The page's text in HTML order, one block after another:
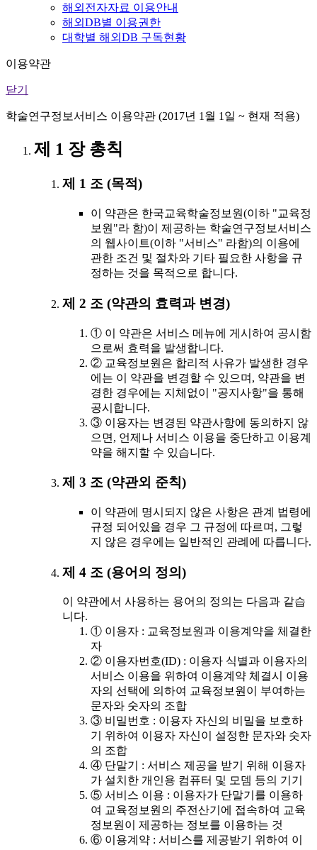
해외전자자료 이용안내
해외DB별 이용권한
대학별 해외DB 구독현황
이용약관
닫기
학술연구정보서비스 이용약관 (2017년 1월 1일 ~ 현재 적용)
제 1 장 총칙
제 1 조 (목적)
이 약관은 한국교육학술정보원(이하 "교육정
보원"라 함)이 제공하는 학술연구정보서비스
의 웹사이트(이하 "서비스" 라함)의 이용에
관한 조건 및 절차와 기타 필요한 사항을 규
정하는 것을 목적으로 합니다.
제 2 조 (약관의 효력과 변경)
① 이 약관은 서비스 메뉴에 게시하여 공시함
으로써 효력을 발생합니다.
② 교육정보원은 합리적 사유가 발생한 경우
에는 이 약관을 변경할 수 있으며, 약관을 변
경한 경우에는 지체없이 "공지사항"을 통해
공시합니다.
③ 이용자는 변경된 약관사항에 동의하지 않
으면, 언제나 서비스 이용을 중단하고 이용계
약을 해지할 수 있습니다.
제 3 조 (약관외 준칙)
이 약관에 명시되지 않은 사항은 관계 법령에
규정 되어있을 경우 그 규정에 따르며, 그렇
지 않은 경우에는 일반적인 관례에 따릅니다.
제 4 조 (용어의 정의)
이 약관에서 사용하는 용어의 정의는 다음과 같습
니다.
① 이용자 : 교육정보원과 이용계약을 체결한
자
② 이용자번호(ID) : 이용자 식별과 이용자의
서비스 이용을 위하여 이용계약 체결시 이용
자의 선택에 의하여 교육정보원이 부여하는
문자와 숫자의 조합
③ 비밀번호 : 이용자 자신의 비밀을 보호하
기 위하여 이용자 자신이 설정한 문자와 숫자
의 조합
④ 단말기 : 서비스 제공을 받기 위해 이용자
가 설치한 개인용 컴퓨터 및 모뎀 등의 기기
⑤ 서비스 이용 : 이용자가 단말기를 이용하
여 교육정보원의 주전산기에 접속하여 교육
정보원이 제공하는 정보를 이용하는 것
⑥ 이용계약 : 서비스를 제공받기 위하여 이